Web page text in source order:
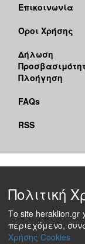
Επικοινωνία
Όροι Χρήσης
Δήλωση
Πλοήγηση
FAQs
RSS
Πολιτική
Το site heraklion.gr
περιεχόμενο,
Χρήσης Cookies